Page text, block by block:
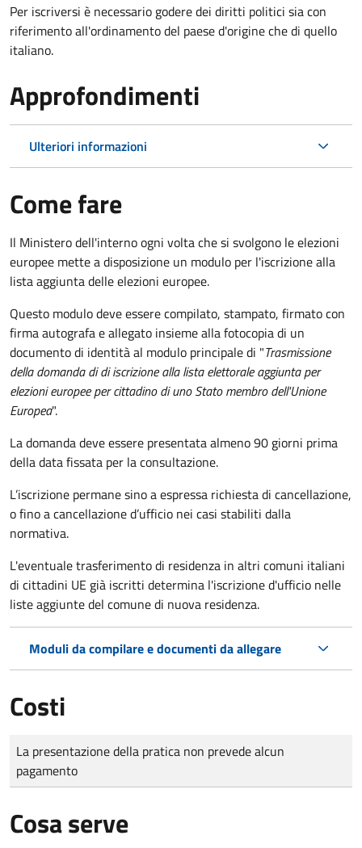
Per iscriversi è necessario godere dei diritti politici sia con
riferimento all'ordinamento del paese d'origine che di quello
italiano.
Approfondimenti
Ulteriori informazioni
Come fare
Il Ministero dell'interno ogni volta che si svolgono le elezioni
europee mette a disposizione un modulo per l'iscrizione alla
lista aggiunta delle elezioni europee.
Questo modulo deve essere compilato, stampato, firmato con
firma autografa e allegato insieme alla fotocopia di un
documento di identità al modulo principale di "Trasmissione
della domanda di di iscrizione alla lista elettorale aggiunta per
elezioni europee per cittadino di uno Stato membro dell'Unione
Europea".
La domanda deve essere presentata almeno 90 giorni prima
della data fissata per la consultazione.
L’iscrizione permane sino a espressa richiesta di cancellazione,
o fino a cancellazione d’ufficio nei casi stabiliti dalla
normativa.
L'eventuale trasferimento di residenza in altri comuni italiani
di cittadini UE già iscritti determina l'iscrizione d'ufficio nelle
liste aggiunte del comune di nuova residenza.
Moduli da compilare e documenti da allegare
Costi
Tipo di pagamento
Importo
La presentazione della pratica non prevede alcun
pagamento
Cosa serve